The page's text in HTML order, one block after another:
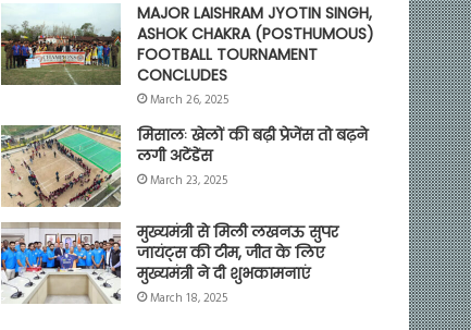
MAJOR LAISHRAM JYOTIN SINGH,
ASHOK CHAKRA (POSTHUMOUS)
FOOTBALL TOURNAMENT
CONCLUDES
March 26, 2025
मिसालः खेलों की बढ़ी प्रेजेंस तो बढ़ने
लगी अटेंडेंस
March 23, 2025
मुख्यमंत्री से मिली लखनऊ सुपर
जायंट्स की टीम, जीत के लिए
मुख्यमंत्री ने दी शुभकामनाएं
March 18, 2025